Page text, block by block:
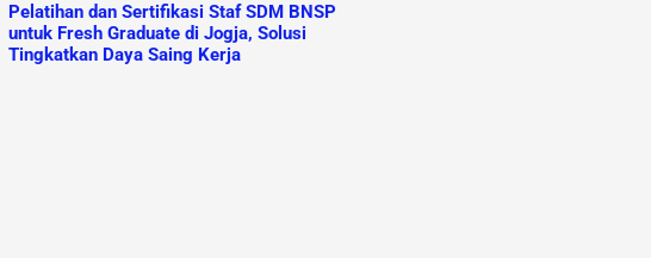
Pelatihan dan Sertifikasi Staf SDM BNSP
untuk Fresh Graduate di Jogja, Solusi
Tingkatkan Daya Saing Kerja